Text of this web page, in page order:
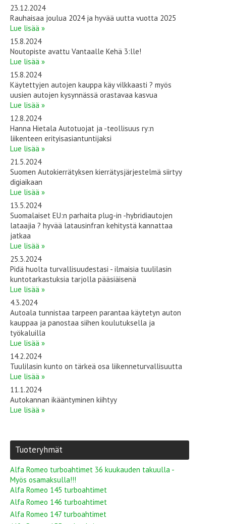
23.12.2024
Rauhaisaa joulua 2024 ja hyvää uutta vuotta 2025
Lue lisää »
15.8.2024
Noutopiste avattu Vantaalle Kehä 3:lle!
Lue lisää »
15.8.2024
Käytettyjen autojen kauppa käy vilkkaasti ? myös
uusien autojen kysynnässä orastavaa kasvua
Lue lisää »
12.8.2024
Hanna Hietala Autotuojat ja -teollisuus ry:n
liikenteen erityisasiantuntijaksi
Lue lisää »
21.5.2024
Suomen Autokierrätyksen kierrätysjärjestelmä siirtyy
digiaikaan
Lue lisää »
13.5.2024
Suomalaiset EU:n parhaita plug-in -hybridiautojen
lataajia ? hyvää latausinfran kehitystä kannattaa
jatkaa
Lue lisää »
25.3.2024
Pidä huolta turvallisuudestasi - ilmaisia tuulilasin
kuntotarkastuksia tarjolla pääsiäisenä
Lue lisää »
4.3.2024
Autoala tunnistaa tarpeen parantaa käytetyn auton
kauppaa ja panostaa siihen koulutuksella ja
työkaluilla
Lue lisää »
14.2.2024
Tuulilasin kunto on tärkeä osa liikenneturvallisuutta
Lue lisää »
11.1.2024
Autokannan ikääntyminen kiihtyy
Lue lisää »
Tuoteryhmät
Alfa Romeo turboahtimet 36 kuukauden takuulla -
Myös osamaksulla!!!
Alfa Romeo 145 turboahtimet
Alfa Romeo 146 turboahtimet
Alfa Romeo 147 turboahtimet